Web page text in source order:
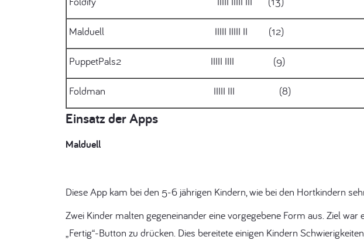
Malduell IIIII IIIII II (12)
PuppetPals2 IIIII IIII (9)
Foldman IIIII III (8)
Einsatz der Apps
Malduell
Diese App kam bei den 5-6 jährigen Kindern, wie bei den Hortkindern
Zwei Kinder malten gegeneinander eine vorgegebene Form aus. Ziel
„Fertig“-Button zu drücken. Dies bereitete einigen Kindern